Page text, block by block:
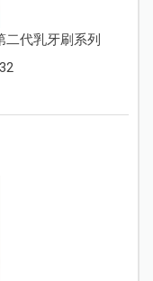
二代乳牙刷系列